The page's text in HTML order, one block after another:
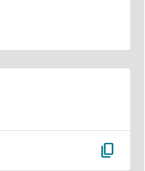
content_copy